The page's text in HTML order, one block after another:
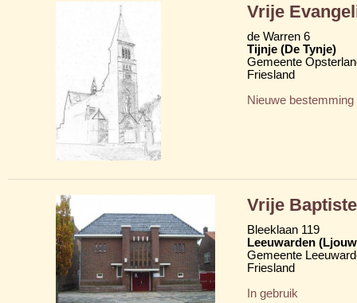
Vrije
de Warren 6
Tijnje (De Tynje)
Gemeente
Friesland
Nieuwe bestemming
Vrije
Bleeklaan 119
Leeuwarden
Gemeente
Friesland
In gebruik